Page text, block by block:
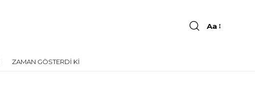
Aa
ZAMAN GÖSTERDI KI